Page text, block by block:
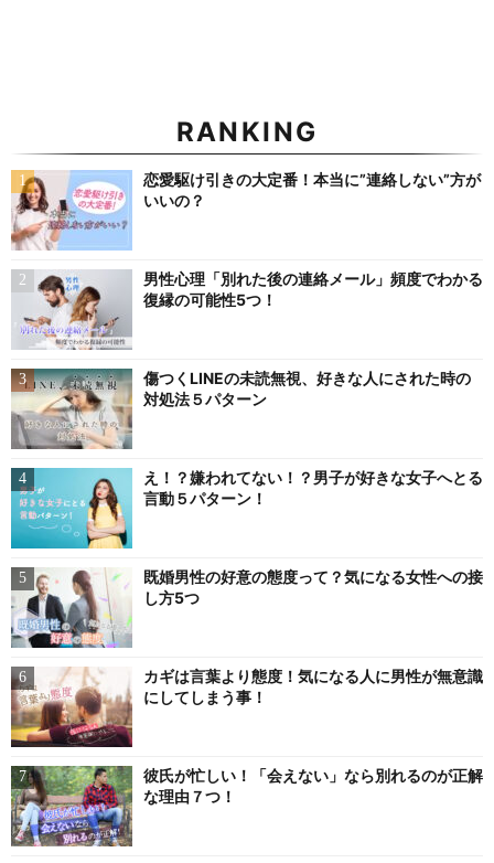
RANKING
恋愛駆け引きの大定番！本当に”連絡しない”方が
いいの？
男性心理「別れた後の連絡メール」頻度でわかる
復縁の可能性5つ！
傷つくLINEの未読無視、好きな人にされた時の
対処法５パターン
え！？嫌われてない！？男子が好きな女子へとる
言動５パターン！
既婚男性の好意の態度って？気になる女性への接
し方5つ
カギは言葉より態度！気になる人に男性が無意識
にしてしまう事！
彼氏が忙しい！「会えない」なら別れるのが正解
な理由７つ！